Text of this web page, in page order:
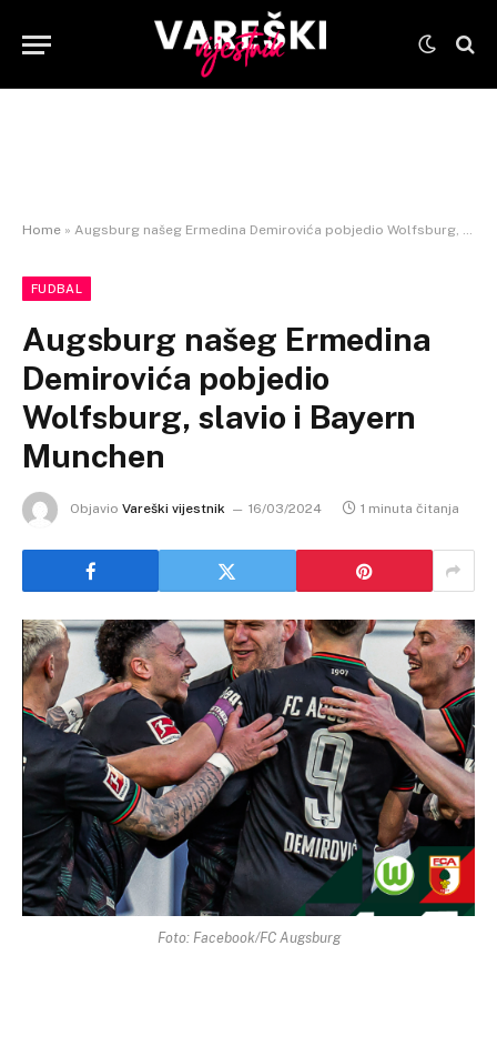
Home » Augsburg našeg Ermedina Demirovića pobjedio Wolfsburg, slavio i Bayern Munchen
FUDBAL
Augsburg našeg Ermedina
Demirovića pobjedio
Wolfsburg, slavio i Bayern
Munchen
Objavio Vareški vijestnik 16/03/2024 1 minuta čitanja
Foto: Facebook/FC Augsburg